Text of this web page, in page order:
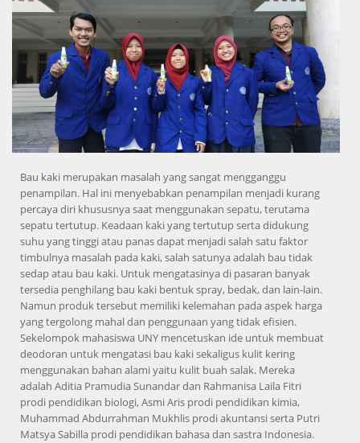
Bau kaki merupakan masalah yang sangat mengganggu
penampilan. Hal ini menyebabkan penampilan menjadi kurang
percaya diri khususnya saat menggunakan sepatu, terutama
sepatu tertutup. Keadaan kaki yang tertutup serta didukung
suhu yang tinggi atau panas dapat menjadi salah satu faktor
timbulnya masalah pada kaki, salah satunya adalah bau tidak
sedap atau bau kaki. Untuk mengatasinya di pasaran banyak
tersedia penghilang bau kaki bentuk spray, bedak, dan lain-lain.
Namun produk tersebut memiliki kelemahan pada aspek harga
yang tergolong mahal dan penggunaan yang tidak efisien.
Sekelompok mahasiswa UNY mencetuskan ide untuk membuat
deodoran untuk mengatasi bau kaki sekaligus kulit kering
menggunakan bahan alami yaitu kulit buah salak. Mereka
adalah Aditia Pramudia Sunandar dan Rahmanisa Laila Fitri
prodi pendidikan biologi, Asmi Aris prodi pendidikan kimia,
Muhammad Abdurrahman Mukhlis prodi akuntansi serta Putri
Matsya Sabilla prodi pendidikan bahasa dan sastra Indonesia.